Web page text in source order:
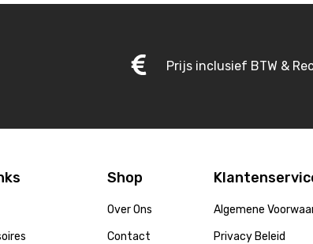
Prijs inclusief BTW &
Shop
Over Ons
Contact
Algemene
Privacy Beleid